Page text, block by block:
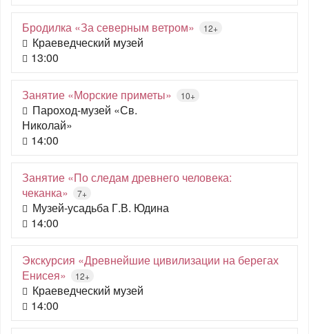
Бродилка «За северным ветром» 12+
Краеведческий музей
13:00
Занятие «Морские приметы» 10+
Пароход-музей «Св.
Николай»
14:00
Занятие «По следам древнего человека:
чеканка»
7+
Музей-усадьба Г.В. Юдина
14:00
Экскурсия «Древнейшие цивилизации на берегах
Енисея»
12+
Краеведческий музей
14:00